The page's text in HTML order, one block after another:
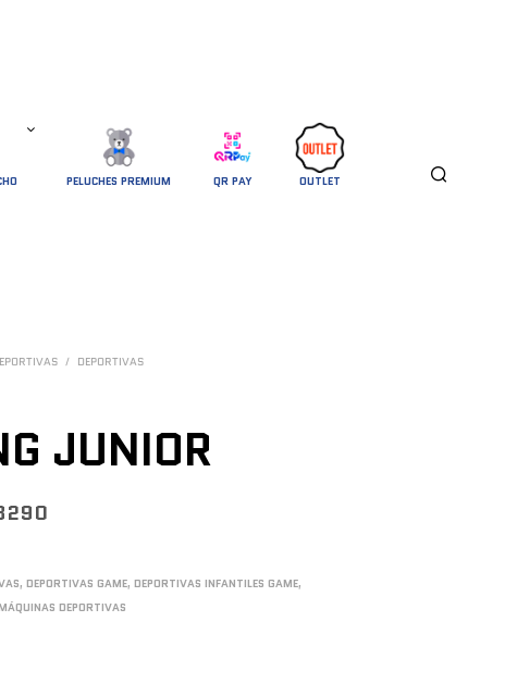
PELUCHES PREMIUM QR PAY OUTLET
/ DEPORTIVAS
JUNIOR
,DEPORTIVAS GAME,DEPORTIVAS INFANTILES GAME,
DEPORTIVAS